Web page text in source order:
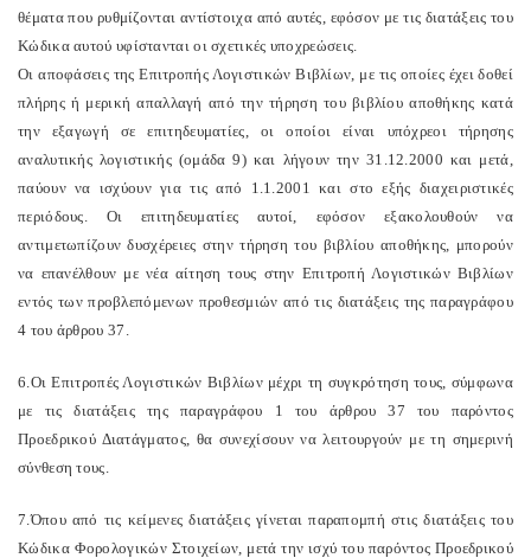
θέματα που ρυθμίζονται αντίστοιχα από αυτές, εφόσον με τις διατάξεις του
Κώδικα αυτού υφίστανται οι σχετικές υποχρεώσεις.
Οι αποφάσεις της Επιτροπής Λογιστικών Βιβλίων, με τις οποίες έχει δοθεί
πλήρης ή μερική απαλλαγή από την τήρηση του βιβλίου αποθήκης κατά
την εξαγωγή σε επιτηδευματίες, οι οποίοι είναι υπόχρεοι τήρησης
αναλυτικής λογιστικής (ομάδα 9) και λήγουν την 31.12.2000 και μετά,
παύουν να ισχύουν για τις από 1.1.2001 και στο εξής διαχειριστικές
περιόδους. Οι επιτηδευματίες αυτοί, εφόσον εξακολουθούν να
αντιμετωπίζουν δυσχέρειες στην τήρηση του βιβλίου αποθήκης, μπορούν
να επανέλθουν με νέα αίτηση τους στην Επιτροπή Λογιστικών Βιβλίων
εντός των προβλεπόμενων προθεσμιών από τις διατάξεις της παραγράφου
4 του άρθρου 37.
6.Οι Επιτροπές Λογιστικών Βιβλίων μέχρι τη συγκρότηση τους, σύμφωνα
με τις διατάξεις της παραγράφου 1 του άρθρου 37 του παρόντος
Προεδρικού Διατάγματος, θα συνεχίσουν να λειτουργούν με τη σημερινή
σύνθεση τους.
7.Όπου από τις κείμενες διατάξεις γίνεται παραπομπή στις διατάξεις του
Κώδικα Φορολογικών Στοιχείων, μετά την ισχύ του παρόντος Προεδρικού